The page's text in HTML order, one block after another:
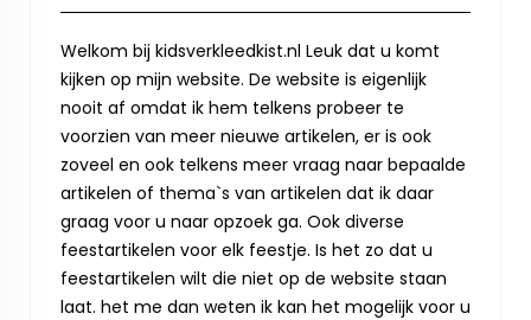
Welkom bij kidsverkleedkist.nl Leuk dat u komt
kijken op mijn website. De website is eigenlijk
nooit af omdat ik hem telkens probeer te
voorzien van meer nieuwe artikelen, er is ook
zoveel en ook telkens meer vraag naar bepaalde
artikelen of thema`s van artikelen dat ik daar
graag voor u naar opzoek ga. Ook diverse
feestartikelen voor elk feestje. Is het zo dat u
feestartikelen wilt die niet op de website staan
laat. het me dan weten ik kan het mogelijk voor u